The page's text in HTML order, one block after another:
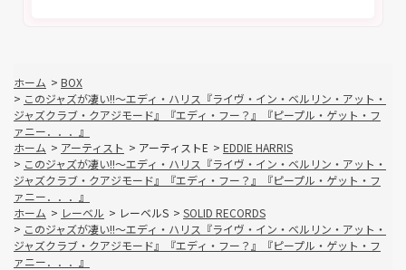
ホーム > BOX
> このジャズが凄い!!～エディ・ハリス『ライヴ・イン・ベルリン・アット・
ジャズクラブ・クアジモード』『エディ・フー？』『ピープル・ゲット・フ
ァニー．．．』
ホーム > アーティスト > アーティストE > EDDIE HARRIS
> このジャズが凄い!!～エディ・ハリス『ライヴ・イン・ベルリン・アット・
ジャズクラブ・クアジモード』『エディ・フー？』『ピープル・ゲット・フ
ァニー．．．』
ホーム > レーベル > レーベルS > SOLID RECORDS
> このジャズが凄い!!～エディ・ハリス『ライヴ・イン・ベルリン・アット・
ジャズクラブ・クアジモード』『エディ・フー？』『ピープル・ゲット・フ
ァニー．．．』